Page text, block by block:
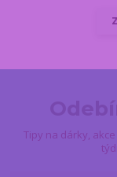
Tipy na dárky,